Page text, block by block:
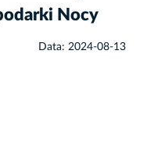
Nocy
Data: 2024-08-13